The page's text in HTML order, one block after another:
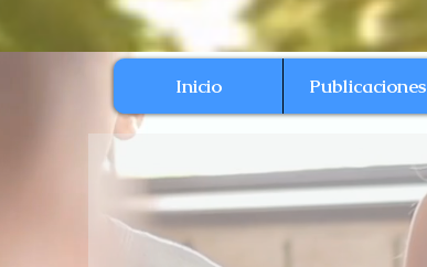
Inicio Publicaciones